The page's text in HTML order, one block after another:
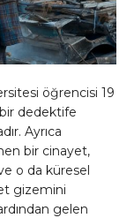
öğrencisi 19
dedektife
Ayrıca
bir cinayet,
o da küresel
gizemini
gelen